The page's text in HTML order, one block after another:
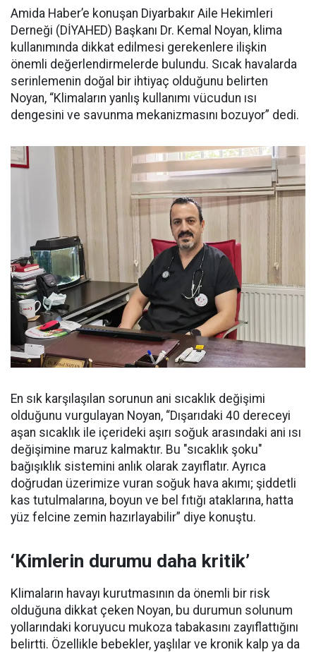
Amida Haber’e konuşan Diyarbakır Aile Hekimleri
Derneği (DİYAHED) Başkanı Dr. Kemal Noyan, klima
kullanımında dikkat edilmesi gerekenlere ilişkin
önemli değerlendirmelerde bulundu. Sıcak havalarda
serinlemenin doğal bir ihtiyaç olduğunu belirten
Noyan, “Klimaların yanlış kullanımı vücudun ısı
dengesini ve savunma mekanizmasını bozuyor” dedi.
En sık karşılaşılan sorunun ani sıcaklık değişimi
olduğunu vurgulayan Noyan, “Dışarıdaki 40 dereceyi
aşan sıcaklık ile içerideki aşırı soğuk arasındaki ani ısı
değişimine maruz kalmaktır. Bu "sıcaklık şoku"
bağışıklık sistemini anlık olarak zayıflatır. Ayrıca
doğrudan üzerimize vuran soğuk hava akımı; şiddetli
kas tutulmalarına, boyun ve bel fıtığı ataklarına, hatta
yüz felcine zemin hazırlayabilir” diye konuştu.
‘Kimlerin durumu daha kritik’
Klimaların havayı kurutmasının da önemli bir risk
olduğuna dikkat çeken Noyan, bu durumun solunum
yollarındaki koruyucu mukoza tabakasını zayıflattığını
belirtti. Özellikle bebekler, yaşlılar ve kronik kalp ya da